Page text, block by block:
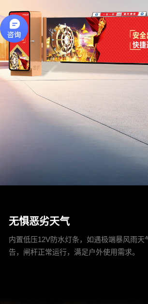
无惧恶劣天气
内置低压12V防水灯条，如遇极端暴风雨天
告，闸杆正常运行，满足户外使用需求。